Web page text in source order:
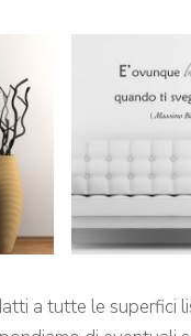
a tutte le superfici